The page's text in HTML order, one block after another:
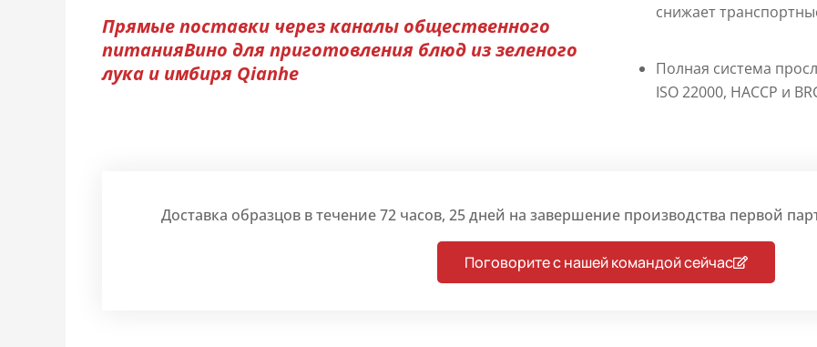
Прямые поставки через каналы общественного
питанияВино для приготовления блюд из зеленого
лука и имбиря Qianhe
снижает
Полная система
ISO 22000, HACCP и
Доставка образцов в течение 72 часов, 25 дней на завершение производства первой
Поговорите с нашей командой сейчас